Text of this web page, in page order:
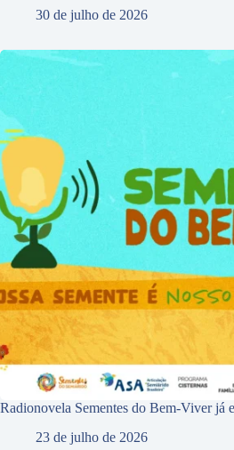
30 de julho de 2026
Radionovela Sementes do Bem-Viver já
23 de julho de 2026